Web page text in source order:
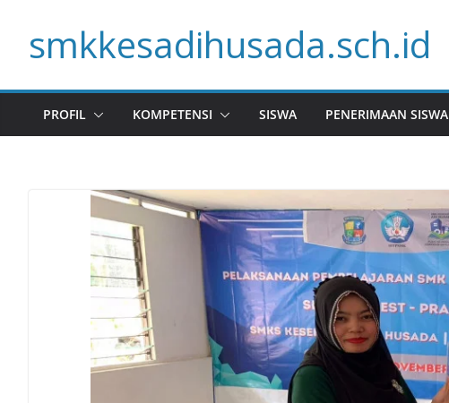
contentsmkkesadihusada.sch.id
PROFIL KOMPETENSI SISWA PENERIMAAN SISWA